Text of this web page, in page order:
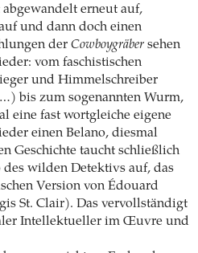
erneut auf,
und dann doch einen
der Cowboygräber sehen
vom faschistischen
und Himmelschreiber
bis zum sogenannten Wurm,
eine fast wortgleiche eigene
einen Belano, diesmal
Geschichte taucht schließlich
des wilden Detektivs auf, das
Version von Édouard
St. Clair). Das vervollständigt
Intellektueller im Œuvre und